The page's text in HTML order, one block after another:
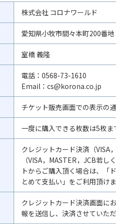
株式会社 コロナワールド
愛知県小牧市間々本町200番地
室橋 義隆
電話：0568-73-1610
Email： cs@korona.co.jp
チケット販売画面での表示の
一度に購入できる枚数は5枚ま
クレジットカード決済（VISA
（VISA，MASTER，JCB若
トからご購入頂く場合は、「
とめて支払い」をご利用頂け
クレジットカード決済画面に
報を送信し、決済させていた